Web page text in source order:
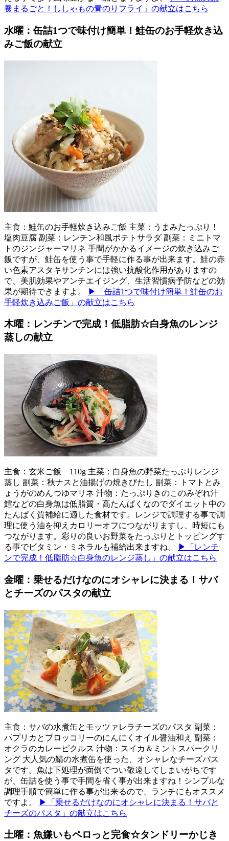
養まるごと！ししゃもの青のりフライ」の献立はこちら
水曜：缶詰1つで味付け簡単！鮭缶のお手軽炊き込
みご飯の献立
主食：鮭缶のお手軽炊き込みご飯 主菜：うまみたっぷり！
塩肉豆腐 副菜：レンチン和風ポテトサラダ 副菜：ミニトマ
トのジンジャーマリネ 手間がかかるイメージの炊き込みご
飯ですが、鮭缶を使う事で手軽に作る事が出来ます。鮭の赤
い色素アスタキサンチンには強い抗酸化作用がありますの
で、美肌効果やアンチエイジング、生活習慣病予防などの効
果が期待できますよ。
▶「缶詰1つで味付け簡単！鮭缶のお
手軽炊き込みご飯」の献立はこちら
木曜：レンチンで完成！低脂肪☆白身魚のレンジ
蒸しの献立
主食：玄米ご飯 110g 主菜：白身魚の野菜たっぷりレンジ
蒸し 副菜：秋ナスと油揚げの焼きびたし 副菜：トマトとみ
ょうがのめんつゆマリネ 汁物：たっぷりきのこのみぞれ汁
鱈などの白身魚は低脂質・高たんぱくなのでダイエット中の
たんぱく質補給に適した食材です。レンジで調理する事で調
理に使う油を抑えカロリーオフにつながりますし、時短にも
つながります。彩りの良いお野菜をたっぷりとトッピングす
る事でビタミン・ミネラルも補給出来ますね。
▶「レンチ
ンで完成！低脂肪☆白身魚のレンジ蒸し」の献立はこちら
金曜：乗せるだけなのにオシャレに決まる！サバ
とチーズのパスタの献立
主食：サバの水煮缶とモッツァレラチーズのパスタ 副菜：
パプリカとブロッコリーのにんにくオイル醤油和え 副菜：
オクラのカレーピクルス 汁物：スイカ＆ミントスパークリ
ング 大人気の鯖の水煮缶を使った、オシャレなチーズパス
タです。魚は下処理が面倒でつい敬遠してしまいがちです
が、缶詰を使う事で手間を省く事が出来ますね！シンプルな
調理手順で簡単に作る事が出来るので、ランチにもオススメ
ですよ。
▶「乗せるだけなのにオシャレに決まる！サバと
チーズのパスタ」の献立はこちら
土曜：魚嫌いもペロっと完食☆タンドリーかじき